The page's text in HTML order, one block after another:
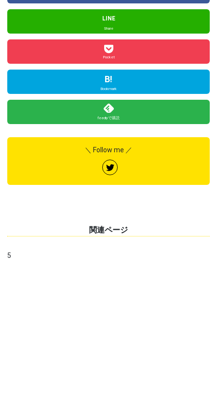
LINE
Share
Pocket
B!
Bookmark
feedlyで購読
＼ Follow me ／
関連ページ
5